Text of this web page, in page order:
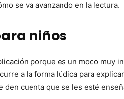
se va avanzando en la lectura.
niños
porque es un modo muy
a la forma lúdica para
den cuenta que se les esté